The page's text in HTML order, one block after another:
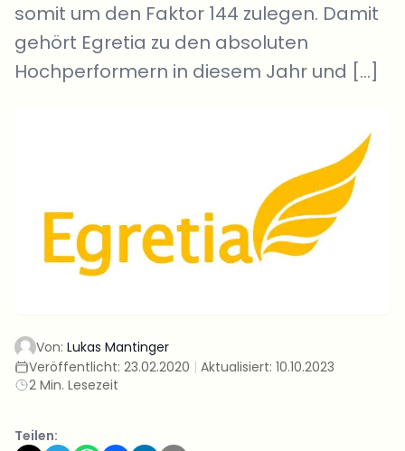
somit um den Faktor 144 zulegen. Damit
gehört Egretia zu den absoluten
Hochperformern in diesem Jahr und […]
Von: Lukas Mantinger
Veröffentlicht: 23.02.2020 | Aktualisiert: 10.10.2023
2 Min. Lesezeit
Teilen: